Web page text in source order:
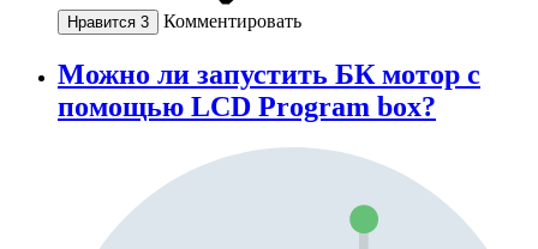
Нравится 3 Комментировать
Можно ли запустить БК мотор с
помощью LCD Program box?